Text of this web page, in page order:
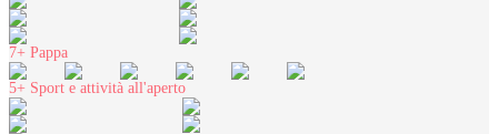
7+ Pappa
5+ Sport e attività all'aperto